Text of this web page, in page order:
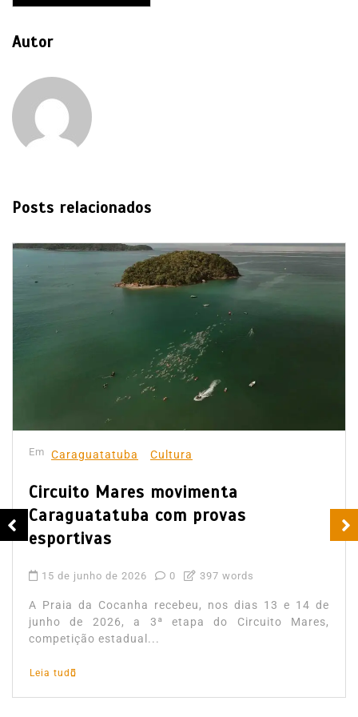
Autor
Posts relacionados
Em Caraguatatuba Cultura
Circuito Mares movimenta
Caraguatatuba com provas
esportivas
15 de junho de 2026 0 397 words
A Praia da Cocanha recebeu, nos dias 13 e 14 de
junho de 2026, a 3ª etapa do Circuito Mares,
competição estadual...
Leia tudo